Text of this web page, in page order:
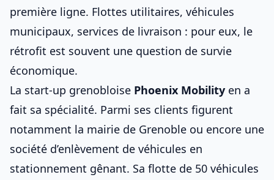
première ligne. Flottes utilitaires, véhicules
municipaux, services de livraison : pour eux, le
rétrofit est souvent une question de survie
économique.
La start-up grenobloise Phoenix Mobility en a
fait sa spécialité. Parmi ses clients figurent
notamment la mairie de Grenoble ou encore une
société d’enlèvement de véhicules en
stationnement gênant. Sa flotte de 50 véhicules